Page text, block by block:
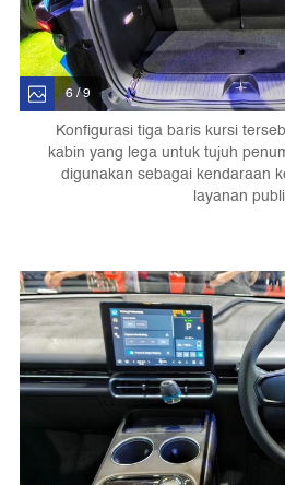
6 / 9
Konfigurasi tiga baris kursi
kabin yang lega untuk tujuh
digunakan sebagai kendaraan
layanan